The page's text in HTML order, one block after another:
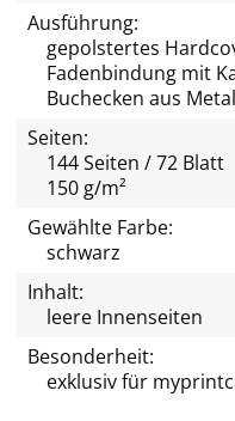
Ausführung:
gepolstertes
Fadenbindung mit
Buchecken aus
Seiten:
144 Seiten / 72 Blatt
150 g/m²
Gewählte Farbe:
schwarz
Inhalt:
leere Innenseiten
Besonderheit:
exklusiv für